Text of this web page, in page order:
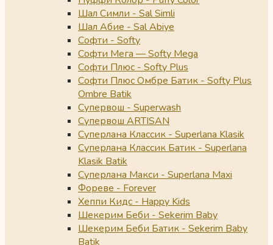
Шал Симли - Sal Simli
Шал Абие - Sal Abiye
Софти - Softy
Софти Мега — Softy Mega
Софти Плюс - Softy Plus
Софти Плюс Омбре Батик - Softy Plus
Ombre Batik
Супервош - Superwash
Супервош ARTISAN
Суперлана Классик - Superlana Klasik
Суперлана Классик Батик - Superlana
Klasik Batik
Суперлана Макси - Superlana Maxi
Фореве - Forever
Хеппи Кидс - Happy Kids
Шекерим Беби - Sekerim Baby
Шекерим Беби Батик - Sekerim Baby
Batik